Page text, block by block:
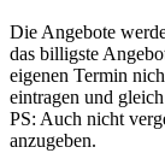
Die Angebote
das billigste
eigenen Termin
eintragen und
PS: Auch nicht
anzugeben.